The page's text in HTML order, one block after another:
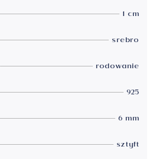
1 cm
srebro
rodowanie
925
6 mm
sztyft